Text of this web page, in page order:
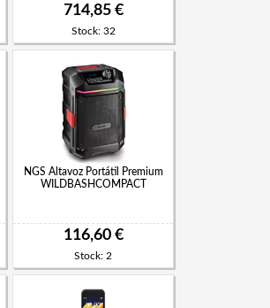
714,85 €
Stock: 32
NGS Altavoz Portátil Premium
WILDBASHCOMPACT
116,60 €
Stock: 2